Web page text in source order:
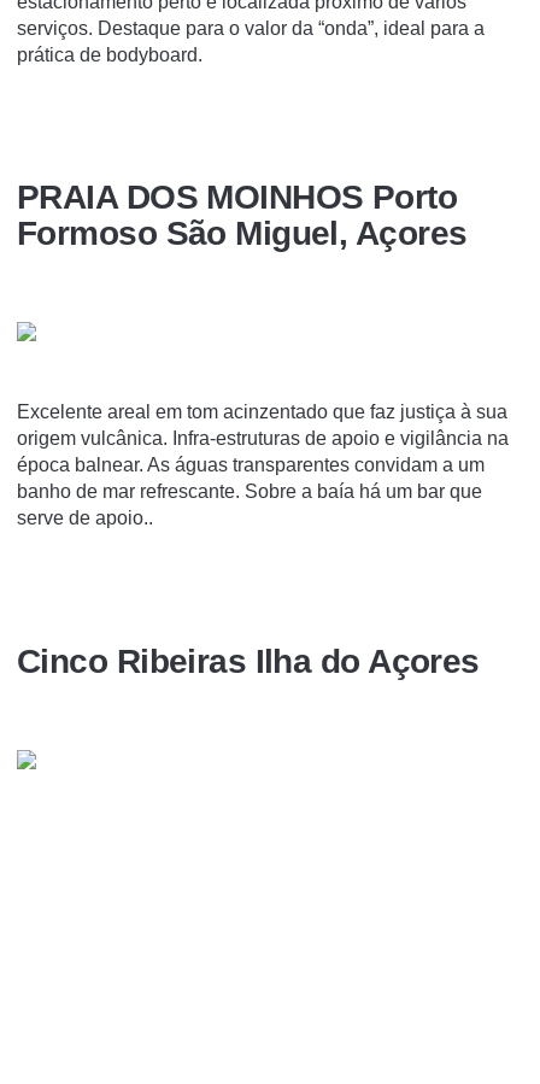
serviços. Destaque para o valor da “onda”, ideal para a
prática de bodyboard.
PRAIA DOS MOINHOS Porto
Formoso São Miguel, Açores
Excelente areal em tom acinzentado que faz justiça à sua
origem vulcânica. Infra-estruturas de apoio e vigilância na
época balnear. As águas transparentes convidam a um
banho de mar refrescante. Sobre a baía há um bar que
serve de apoio..
Cinco Ribeiras Ilha do Açores